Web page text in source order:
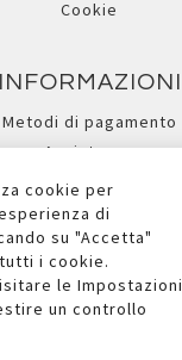
Cookie
INFORMAZIONI
Metodi di pagamento
Assistenza
Ricerca avanzata
SOCIAL
cookie per
di
su "Accetta"
i cookie.
le Impostazioni
un controllo